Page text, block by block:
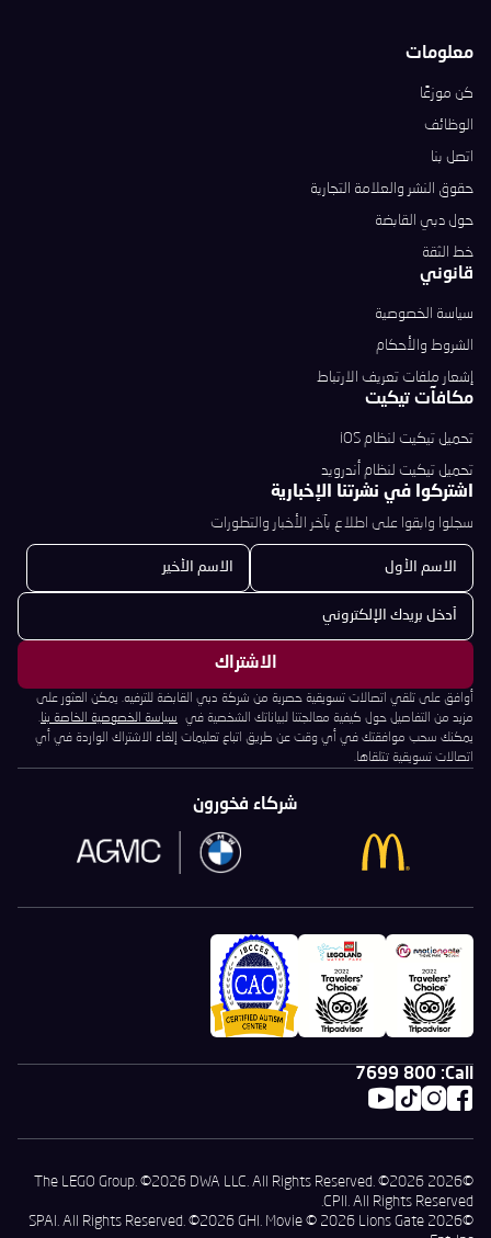
اشتركوا في نشرتنا الإخبارية
سجلوا وابقوا على اطلاع بآخر الأخبار والتطورات
أوافق على تلقي اتصالات تسويقية حصرية من شركة دبي القابضة للترفيه. يمكن العثور على
مزيد من التفاصيل حول كيفية معالجتنا لبياناتك الشخصية في
سياسة الخصوصية الخاصة بنا.
يمكنك سحب موافقتك في أي وقت عن طريق اتباع تعليمات إلغاء الاشتراك الواردة في أي
اتصالات تسويقية تتلقاها.
معلومات
كن موزعًا
الوظائف
اتصل بنا
حقوق النشر والعلامة التجارية
حول دبي القابضة
خط الثقة
قانوني
سياسة الخصوصية
الشروط والأحكام
إشعار ملفات تعريف الارتباط
مكافآت تيكيت
تحميل تيكيت لنظام iOS
تحميل تيكيت لنظام أندرويد
Call:
800 7699
شركاء فخورون
©2026 The LEGO Group. ©2026 DWA LLC. All Rights Reserved. ©2026
CPII. All Rights Reserved.
©2026 SPAI. All Rights Reserved. ©2026 GHI. Movie © 2026 Lions Gate